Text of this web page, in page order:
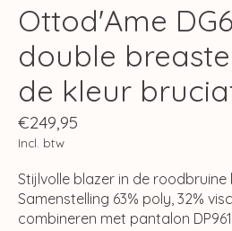
Ottod'Ame
double
de kleur
€249,95
Incl. btw
Stijlvolle blazer in de roodbruine
Samenstelling 63% poly, 32%
combineren met pantalon